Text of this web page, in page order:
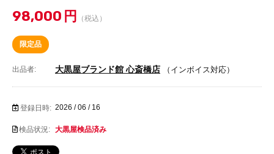
98,000 円 （税込）
限定品
出品者: 大黒屋ブランド館 心斎橋店 （インボイス対応）
登録日時: 2026 / 06 / 16
検品状況: 大黒屋検品済み